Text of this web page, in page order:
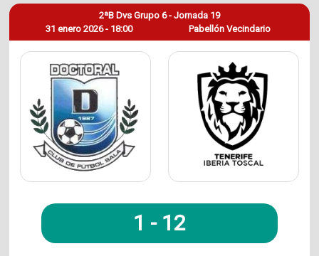
31 enero 2026 - 18:00
2ªB Dvs Grupo 6 - Jornada 19
Pabellón Vecindario
1 - 12